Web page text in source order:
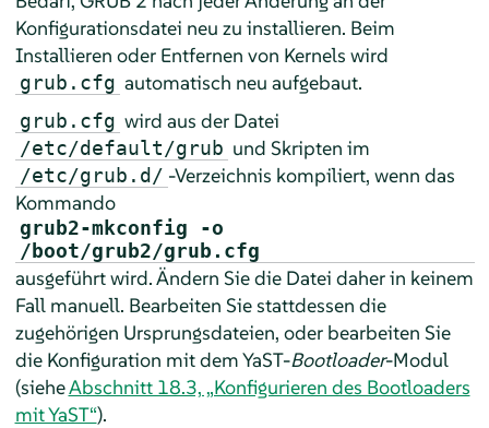
Konfigurationsdatei neu zu installieren. Beim
Installieren oder Entfernen von Kernels wird
grub.cfg automatisch neu aufgebaut.
grub.cfg wird aus der Datei
/etc/default/grub und Skripten im
/etc/grub.d/ -Verzeichnis kompiliert, wenn das
Kommando
grub2-mkconfig -o
/boot/grub2/grub.cfg
ausgeführt wird. Ändern Sie die Datei daher in keinem
Fall manuell. Bearbeiten Sie stattdessen die
zugehörigen Ursprungsdateien, oder bearbeiten Sie
die Konfiguration mit dem YaST-Bootloader-Modul
(sieheAbschnitt 18.3, „Konfigurieren des Bootloaders
mit YaST“).